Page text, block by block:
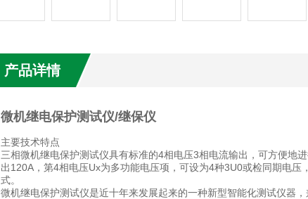
产品详情
微机继电保护测试仪/继保仪
主要技术特点
三相微机继电保护测试仪具有标准的4相电压3相电流输出，可方便地
出120A，第4相电压Ux为多功能电压项，可设为4种3U0或检同期电
式。
微机继电保护测试仪是近十年来发展起来的一种新型智能化测试仪器